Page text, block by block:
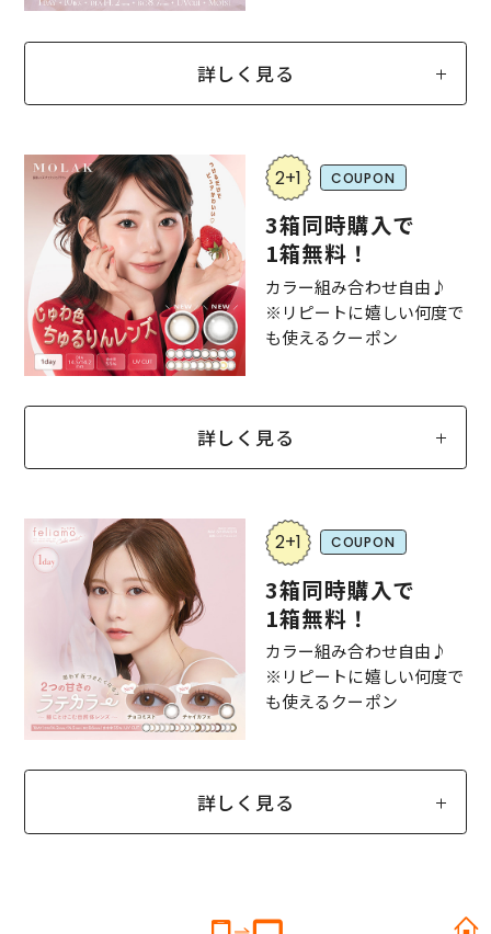
詳しく見る
2+1 COUPON
3箱同時購入で
1箱無料！
カラー組み合わせ自由♪
※リピートに嬉しい何度で
も使えるクーポン
詳しく見る
2+1 COUPON
3箱同時購入で
1箱無料！
カラー組み合わせ自由♪
※リピートに嬉しい何度で
も使えるクーポン
詳しく見る